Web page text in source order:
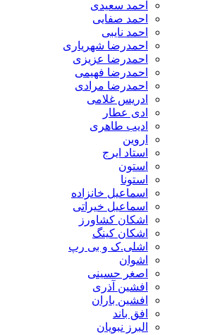
احمد سعیدی
احمد صفایی
احمد نایبی
احمدرضا شهریاری
احمدرضا عزیزی
احمدرضا فهیمی
احمدرضا مرادی
ادریس غلامی
ادی عطار
ادیب طاهری
اروین
استاد ایرج
استون
استونا
اسماعیل خانزاده
اسماعیل خیراتی
اشکان کشاورز
اشکان کینگ
اشلی.ک و بی رپ
اشوان
اصغر حسینی
افشین آذری
افشین باران
افق باند
البرز نبویان